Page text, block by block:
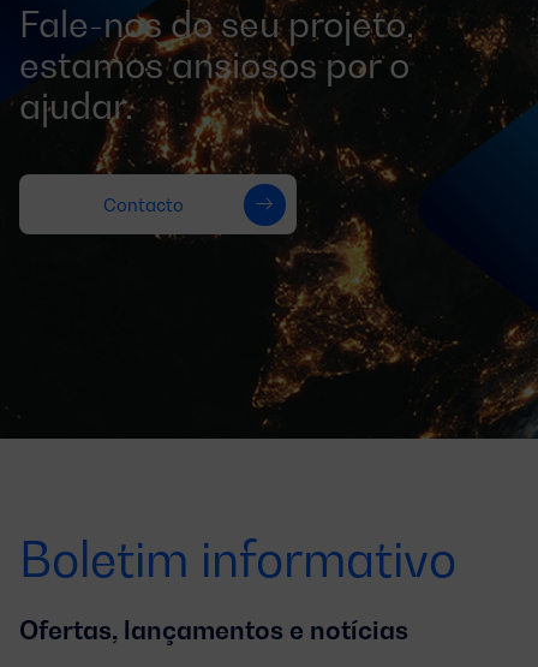
Fale-nos do seu projeto,
estamos ansiosos por o
ajudar.
Contacto
Boletim informativo
Ofertas, lançamentos e notícias